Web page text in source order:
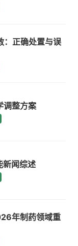
：正确处置与误
调整方案
闻综述
年制药领域重